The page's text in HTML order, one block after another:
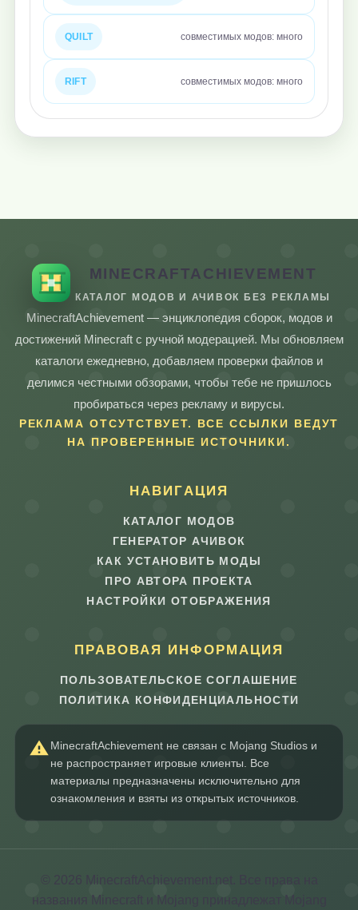
QUILT совместимых модов: много
RIFT совместимых модов: много
MINECRAFTACHIEVEMENT
КАТАЛОГ МОДОВ И АЧИВОК БЕЗ РЕКЛАМЫ
MinecraftAchievement — энциклопедия сборок, модов и
достижений Minecraft с ручной модерацией. Мы обновляем
каталоги ежедневно, добавляем проверки файлов и
делимся честными обзорами, чтобы тебе не пришлось
пробираться через рекламу и вирусы.
РЕКЛАМА ОТСУТСТВУЕТ. ВСЕ ССЫЛКИ ВЕДУТ
НА ПРОВЕРЕННЫЕ ИСТОЧНИКИ.
НАВИГАЦИЯ
КАТАЛОГ МОДОВ
ГЕНЕРАТОР АЧИВОК
КАК УСТАНОВИТЬ МОДЫ
ПРО АВТОРА ПРОЕКТА
НАСТРОЙКИ ОТОБРАЖЕНИЯ
ПРАВОВАЯ ИНФОРМАЦИЯ
ПОЛЬЗОВАТЕЛЬСКОЕ СОГЛАШЕНИЕ
ПОЛИТИКА КОНФИДЕНЦИАЛЬНОСТИ
MinecraftAchievement не связан с Mojang Studios и
не распространяет игровые клиенты. Все
материалы предназначены исключительно для
ознакомления и взяты из открытых источников.
© 2026 MinecraftAchievement.net. Все права на
названия Minecraft и Mojang принадлежат Mojang